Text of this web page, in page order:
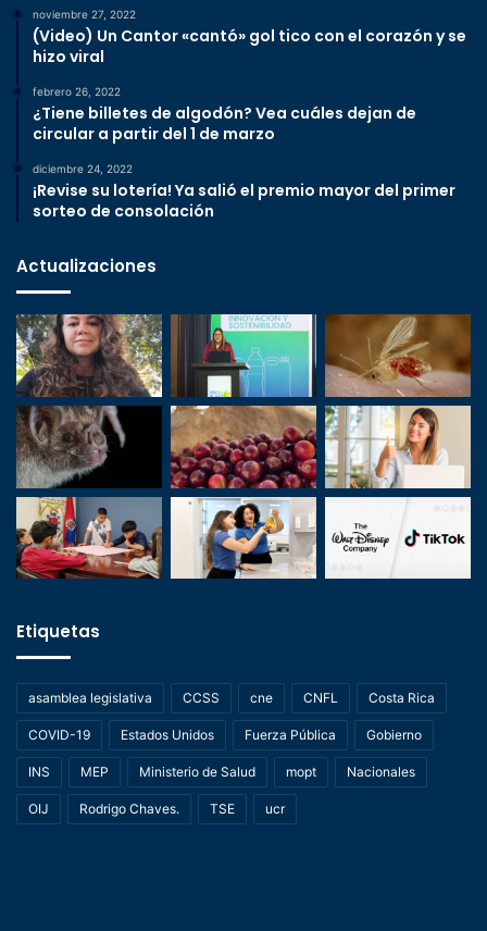
noviembre 27, 2022
(Video) Un Cantor «cantó» gol tico con el corazón y se
hizo viral
febrero 26, 2022
¿Tiene billetes de algodón? Vea cuáles dejan de
circular a partir del 1 de marzo
diciembre 24, 2022
¡Revise su lotería! Ya salió el premio mayor del primer
sorteo de consolación
Actualizaciones
Etiquetas
asamblea legislativa CCSS cne CNFL Costa Rica
COVID-19 Estados Unidos Fuerza Pública Gobierno
INS MEP Ministerio de Salud mopt Nacionales
OIJ Rodrigo Chaves. TSE ucr